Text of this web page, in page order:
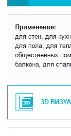
Применение:
для стен, для
для пола, для
общественных
балкона, для
3D